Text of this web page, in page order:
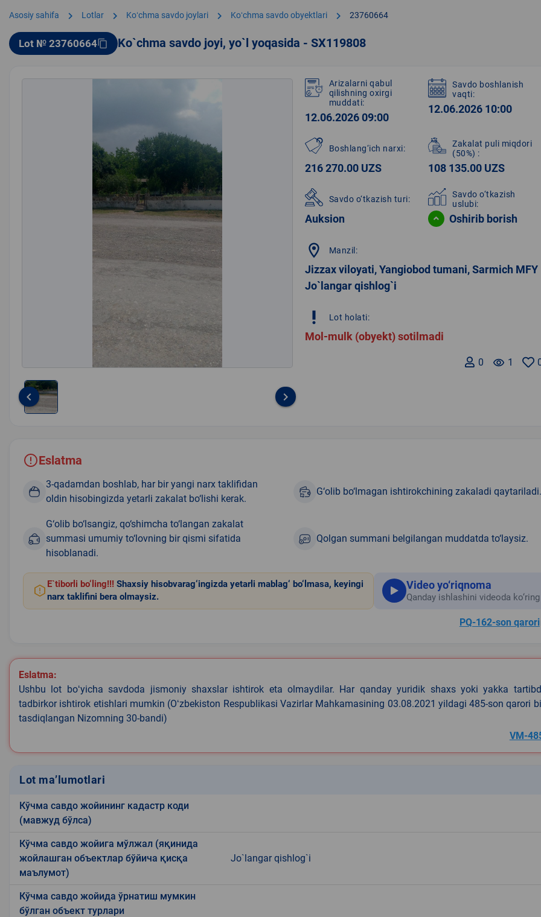
Asosiy sahifa chevron_right Lotlar chevron_right Koʻchma savdo joylari chevron_right Koʻchma savdo obyektlari chevron_right 23760664
Lot № 23760664content_copy Ko`chma savdo joyi, yo`l yoqasida - SX119808
1
keyboard_arrow_left keyboard_arrow_right
Arizalarni qabul
qilishning oxirgi
muddati:
12.06.2026 09:00
Savdo boshlanish
vaqti:
12.06.2026 10:00
Boshlang‘ich narxi:
216 270.00 UZS
Zakalat puli miqdori
(50%) :
108 135.00 UZS
Savdo o‘tkazish turi:
Auksion
Savdo o‘tkazish
uslubi:
Oshirib borish
location_on Manzil:
Jizzax viloyati, Yangiobod tumani, Sarmich MFY
Jo`langar qishlog`i
priority_high Lot holati:
Mol-mulk (obyekt) sotilmadi
remove_red_eye 1
0
Eslatma
3-qadamdan boshlab, har bir yangi narx taklifidan
oldin hisobingizda yetarli zakalat bo‘lishi kerak.
G‘olib bo‘lmagan ishtirokchining zakaladi qaytariladi.
G‘olib bo‘lsangiz, qo‘shimcha to‘langan zakalat
summasi umumiy to‘lovning bir qismi sifatida
hisoblanadi.
Qolgan summani belgilangan muddatda to‘laysiz.
E`tiborli bo‘ling!!! Shaxsiy hisobvarag‘ingizda yetarli mablag‘ bo‘lmasa, keyingi
narx taklifini bera olmaysiz.
Video yo‘riqnoma
Qanday ishlashini videoda ko‘ring
PQ-162-son qarori
Eslatma:
Ushbu lot boʻyicha savdoda jismoniy shaxslar ishtirok eta olmaydilar. Har qanday yuridik shaxs yoki yakka
tadbirkor ishtirok etishlari mumkin (Oʻzbekiston Respublikasi Vazirlar Mahkamasining 03.08.2021 yildagi 485-son qarori
tasdiqlangan Nizomning 30-bandi)
VM-
Lot ma’lumotlari
Кўчма савдо жойининг кадастр коди
(мавжуд бўлса)
Кўчма савдо жойига мўлжал (яқинида
жойлашган объектлар бўйича қисқа
маълумот)
Jo`langar qishlog`i
Кўчма савдо жойида ўрнатиш мумкин
бўлган объект турлари